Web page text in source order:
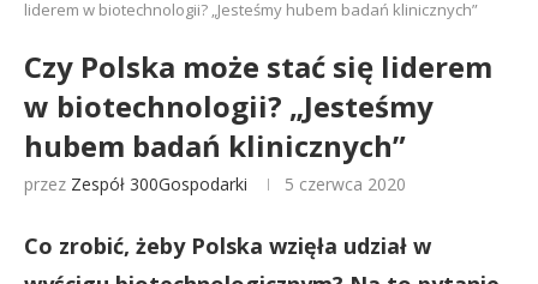
liderem w biotechnologii? „Jesteśmy hubem badań klinicznych”
Czy Polska może stać się liderem
w biotechnologii? „Jesteśmy
hubem badań klinicznych”
przez Zespół 300Gospodarki 5 czerwca 2020
Co zrobić, żeby Polska wzięła udział w